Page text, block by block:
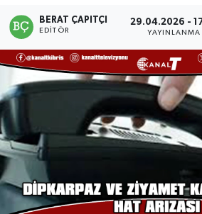
BERAT ÇAPITÇI
EDITÖR
29.04.2026 -
YAYINLANMA